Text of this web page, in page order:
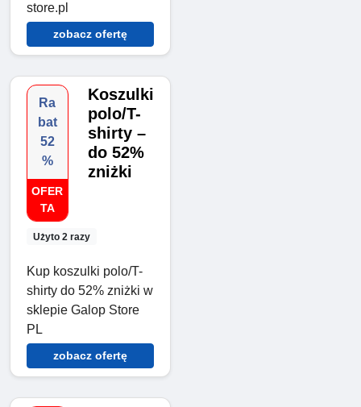
store.pl
zobacz ofertę
Ra
bat
52
%
OFER
TA
Użyto 2 razy
Koszulki
polo/T-
shirty –
do 52%
zniżki
Kup koszulki polo/T-
shirty do 52% zniżki w
sklepie Galop Store
PL
zobacz ofertę